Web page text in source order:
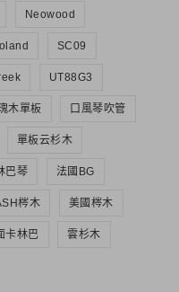
Neowood
SC09
UT88G3
木單板 口風琴吹管
單板云杉木
巴琴 法國BG
梣木 美國梣木
卡林巴 雲杉木